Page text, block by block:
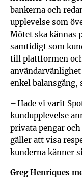
bankerna och
upplevelse som
Mötet ska
samtidigt som
till plattformen
enkel balansgång,
– Hade vi varit
kundupplevelse
privata pengar
gäller att visa
kunderna känner
Greg Henriques